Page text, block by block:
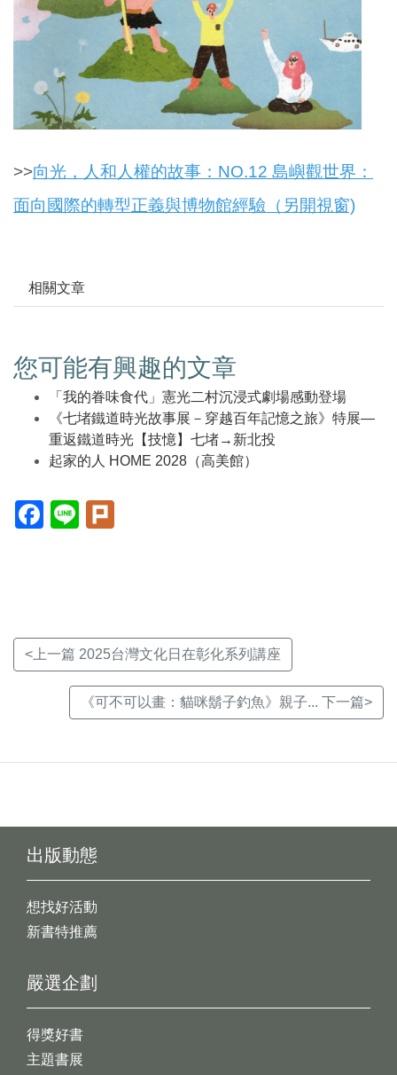
>>向光，人和人權的故事：NO.12 島嶼觀世界：
面向國際的轉型正義與博物館經驗（另開視窗)
相關文章
您可能有興趣的文章
「我的眷味食代」憲光二村沉浸式劇場感動登場
《七堵鐵道時光故事展－穿越百年記憶之旅》特展—
重返鐵道時光【技憶】七堵→新北投
起家的人 HOME 2028（高美館）
Facebook(另
開
Line(另
開
<上一篇 2025台灣文化日在彰化系列講座
《可不可以畫：貓咪鬍子釣魚》親子... 下一篇>
出版動態
想找好活動
新書特推薦
嚴選企劃
得獎好書
主題書展